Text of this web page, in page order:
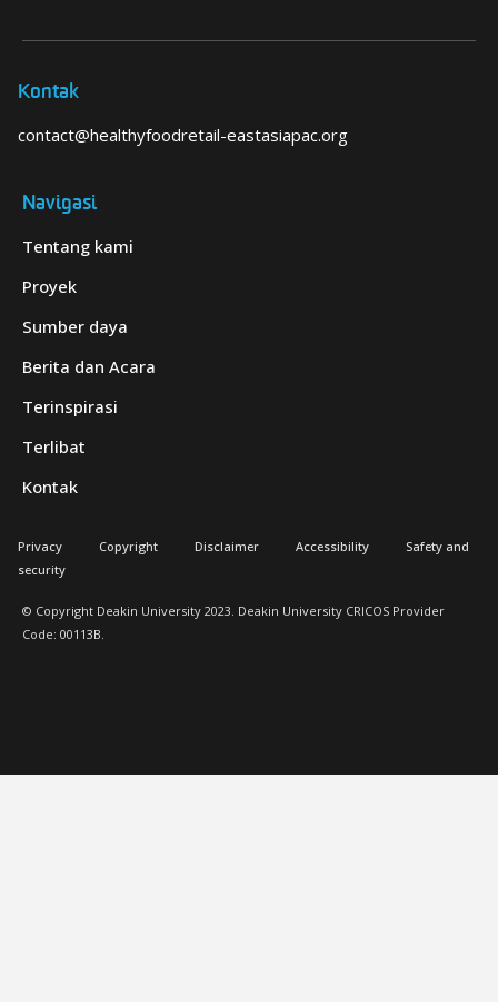
Kontak
contact@healthyfoodretail-eastasiapac.org
Navigasi
Tentang kami
Proyek
Sumber daya
Berita dan Acara
Terinspirasi
Terlibat
Kontak
© Copyright Deakin University 2023. Deakin University CRICOS Provider
Code: 00113B.
Privacy Copyright Disclaimer Accessibility
Safety and
security